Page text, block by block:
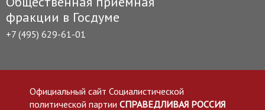
фракции в Госдуме
+7 (495) 629-61-01
Официальный сайт Социалистической
политической партии СПРАВЕДЛИВАЯ РОССИЯ